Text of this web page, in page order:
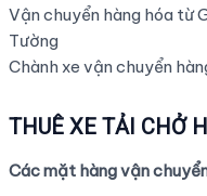
Vận chuyển hàng hóa từ
Tường
Chành xe vận chuyển
THUÊ XE TẢI CHỞ
Các mặt hàng vận